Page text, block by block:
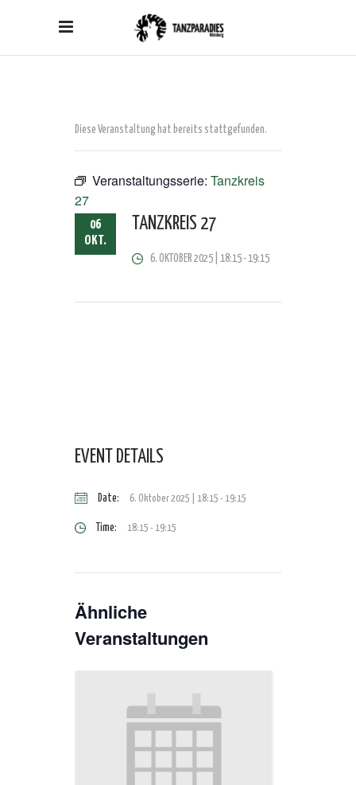
Diese Veranstaltung hat bereits stattgefunden.
Veranstaltungsserie: Tanzkreis
27
06
OKT.
TANZKREIS 27
6. OKTOBER 2025 | 18:15-19:15
EVENT DETAILS
Date: 6. Oktober 2025 | 18:15 -19:15
Time: 18:15 - 19:15
Ähnliche
Veranstaltungen